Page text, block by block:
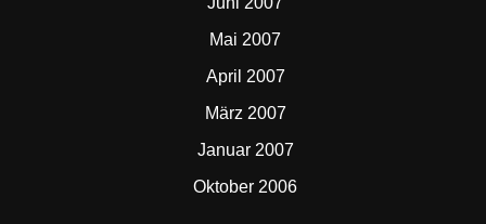
Mai 2007
April 2007
März 2007
Januar 2007
Oktober 2006